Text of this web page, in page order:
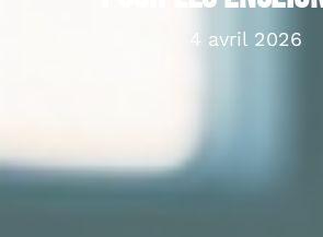
4 avril 2026